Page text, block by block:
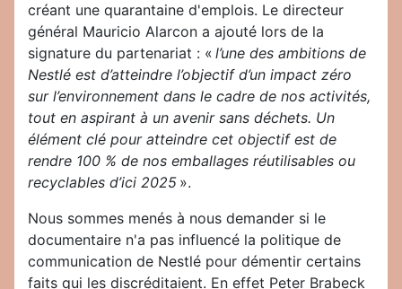
créant une quarantaine d'emplois. Le directeur
général Mauricio Alarcon a ajouté lors de la
signature du partenariat : « l’une des ambitions de
Nestlé est d’atteindre l’objectif d’un impact zéro
sur l’environnement dans le cadre de nos activités,
tout en aspirant à un avenir sans déchets. Un
élément clé pour atteindre cet objectif est de
rendre 100 % de nos emballages réutilisables ou
recyclables d’ici 2025 ».
Nous sommes menés à nous demander si le
documentaire n'a pas influencé la politique de
communication de Nestlé pour démentir certains
faits qui les discréditaient. En effet Peter Brabeck